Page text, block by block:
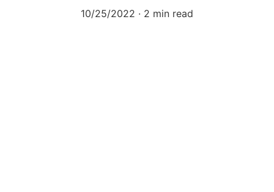
10/25/2022
2 min read